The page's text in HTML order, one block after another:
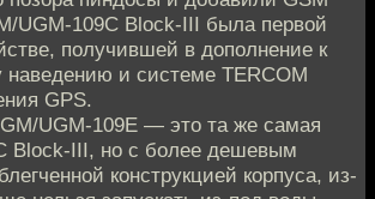
UGM-109C Block-III была первой
получившей в дополнение к
наведению и системе TERCOM
GPS.
UGM-109E — это та же самая
Block-III, но с более дешевым
конструкцией корпуса, из-